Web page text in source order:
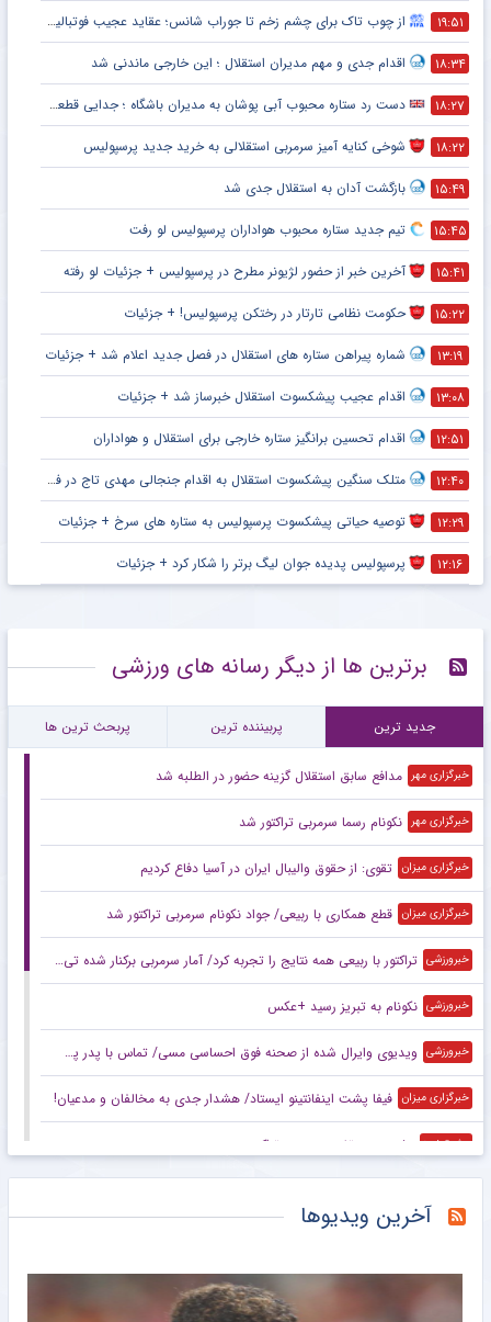
۱۹:۵۱ از چوب تاک برای چشم زخم تا جوراب شانس؛ عقاید عجیب فوتبالیست‌ها!
۱۸:۳۴ اقدام جدی و مهم مدیران استقلال ؛ این خارجی ماندنی شد
۱۸:۲۷ دست رد ستاره محبوب آبی پوشان به مدیران باشگاه ؛ جدایی قطعی است !
۱۸:۲۲ شوخی کنایه آمیز سرمربی استقلالی به خرید جدید پرسپولیس
۱۵:۴۹ بازگشت آدان به استقلال جدی شد
۱۵:۴۵ تیم جدید ستاره محبوب هواداران پرسپولیس لو رفت
۱۵:۴۱ آخرین خبر از حضور لژیونر مطرح در پرسپولیس + جزئیات لو رفته
۱۵:۲۲ حکومت نظامی تارتار در رختکن پرسپولیس! + جزئیات
۱۳:۱۹ شماره پیراهن ستاره های استقلال در فصل جدید اعلام شد + جزئیات
۱۳:۰۸ اقدام عجیب پیشکسوت استقلال خبرساز شد + جزئیات
۱۲:۵۱ اقدام تحسین برانگیز ستاره خارجی برای استقلال و هواداران
۱۲:۴۰ متلک سنگین پیشکسوت استقلال به اقدام جنجالی مهدی تاج در فدراسیون فوتبال
۱۲:۲۹ توصیه حیاتی پیشکسوت پرسپولیس به ستاره های سرخ + جزئیات
۱۲:۱۶ پرسپولیس پدیده جوان لیگ برتر را شکار کرد + جزئیات
برترین ها از دیگر رسانه های ورزشی
جدید ترین پربیننده ترین پربحث ترین ها
خبرگزاری مهر مدافع سابق استقلال گزینه حضور در الطلبه شد
خبرگزاری مهر نکونام رسما سرمربی تراکتور شد
خبرگزاری میزان تقوی: از حقوق والیبال ایران در آسیا دفاع کردیم
خبرگزاری میزان قطع همکاری با ربیعی/ جواد نکونام سرمربی تراکتور شد
خبرورزشی تراکتور با ربیعی همه نتایج را تجربه کرد/ آمار سرمربی برکنار شده تی‌تی‌ها
خبرورزشی نکونام به تبریز رسید +عکس
خبرورزشی ویدیوی وایرال شده از صحنه فوق احساسی مسی/ تماس با پدر پس از اولین قهرمانی ملی!
خبرگزاری میزان فیفا پشت اینفانتینو ایستاد/ هشدار جدی به مخالفان و مدعیان!
مشرق نیوز پشت پرده تغییر سرمربی تراکتور
بارسلونا یک قدم تا رودری؛ سیتی پای میز تخفیف نشست
آخرین ویدیوها